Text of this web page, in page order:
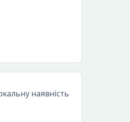
наявність